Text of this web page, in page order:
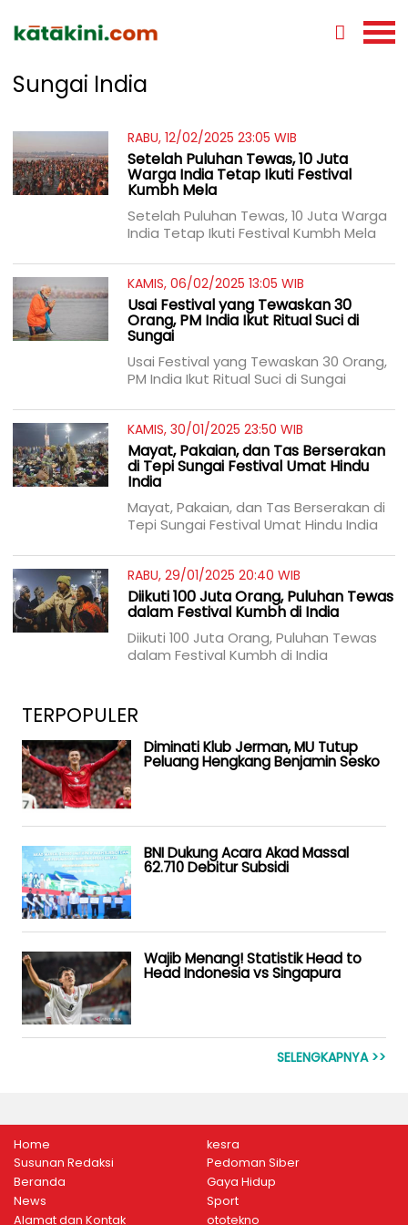
Sungai India
RABU, 12/02/2025 23:05 WIB
Setelah Puluhan Tewas, 10 Juta
Warga India Tetap Ikuti Festival
Kumbh Mela
Setelah Puluhan Tewas, 10 Juta Warga
India Tetap Ikuti Festival Kumbh Mela
KAMIS, 06/02/2025 13:05 WIB
Usai Festival yang Tewaskan 30
Orang, PM India Ikut Ritual Suci di
Sungai
Usai Festival yang Tewaskan 30 Orang,
PM India Ikut Ritual Suci di Sungai
KAMIS, 30/01/2025 23:50 WIB
Mayat, Pakaian, dan Tas Berserakan
di Tepi Sungai Festival Umat Hindu
India
Mayat, Pakaian, dan Tas Berserakan di
Tepi Sungai Festival Umat Hindu India
RABU, 29/01/2025 20:40 WIB
Diikuti 100 Juta Orang, Puluhan Tewas
dalam Festival Kumbh di India
Diikuti 100 Juta Orang, Puluhan Tewas
dalam Festival Kumbh di India
TERPOPULER
Diminati Klub Jerman, MU Tutup
Peluang Hengkang Benjamin Sesko
BNI Dukung Acara Akad Massal
62.710 Debitur Subsidi
Wajib Menang! Statistik Head to
Head Indonesia vs Singapura
SELENGKAPNYA >>
Home
Susunan Redaksi
Beranda
News
Alamat dan Kontak
kesra
Pedoman Siber
Gaya Hidup
Sport
ototekno